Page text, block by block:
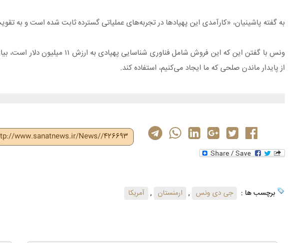
به گفته پاشینیان، «کارآمدی این پهپادها در تجربه‌های عملیاتی گسترده ثابت شده است و به
ونس با گفتن این که این فروش
از پایدار ماندن صلحی که ما ایجاد می‌کنیم، استفاده کند.
www.sanatnews.ir/News//426693
برچسب ها : جی دی ونس , ارمنستان , آمریکا